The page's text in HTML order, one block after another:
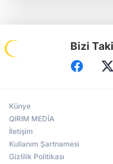
Bizi
Künye
QIRIM MEDİA
İletişim
Kullanım Şartnamesi
Gizlilik Politikası